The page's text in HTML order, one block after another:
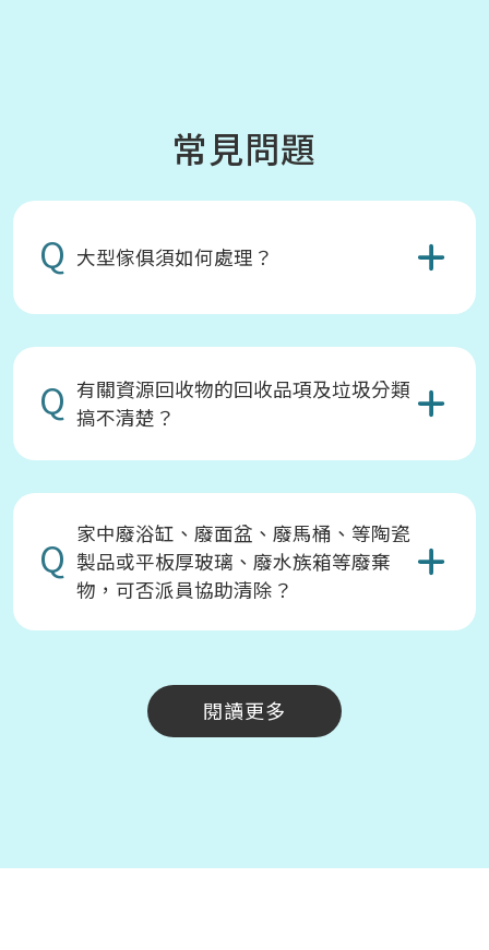
常見問題
Q 大型傢俱須如何處理？
Q 有關資源回收物的回收品項及垃圾分類
搞不清楚？
Q 家中廢浴缸、廢面盆、廢馬桶、等陶瓷
製品或平板厚玻璃、廢水族箱等廢棄
物，可否派員協助清除？
閱讀更多